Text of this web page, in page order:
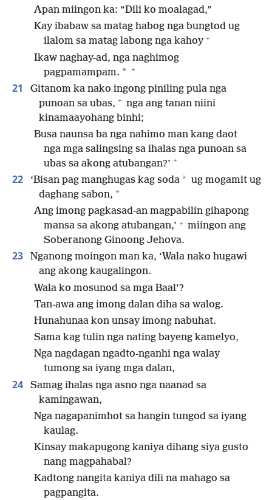
Apan miingon ka: “Dili ko moalagad,”
Kay ibabaw sa matag habog nga bungtod ug
ilalom sa matag labong nga kahoy +
Ikaw naghay-ad, nga naghimog
pagpamampam. * +
21
Gitanom ka nako ingong piniling pula nga
punoan sa ubas, + nga ang tanan niini
kinamaayohang binhi;
Busa naunsa ba nga nahimo man kang daot
nga mga salingsing sa ihalas nga punoan sa
ubas sa akong atubangan?’ +
22 ‘Bisan pag manghugas kag soda * ug mogamit ug
daghang sabon, *
Ang imong pagkasad-an magpabilin gihapong
mansa sa akong atubangan,’ + miingon ang
Soberanong Ginoong Jehova.
23
Nganong moingon man ka, ‘Wala nako hugawi
ang akong kaugalingon.
Wala ko mosunod sa mga Baal’?
Tan-awa ang imong dalan diha sa walog.
Hunahunaa kon unsay imong nabuhat.
Sama kag tulin nga nating bayeng kamelyo,
Nga nagdagan ngadto-nganhi nga walay
tumong sa iyang mga dalan,
24
Samag ihalas nga asno nga naanad sa
kamingawan,
Nga nagapanimhot sa hangin tungod sa iyang
kaulag.
Kinsay makapugong kaniya dihang siya gusto
nang magpahabal?
Kadtong nangita kaniya dili na mahago sa
pagpangita.